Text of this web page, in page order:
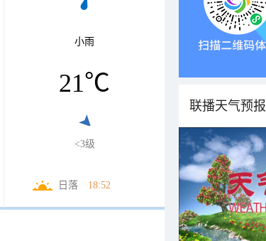
小雨
21℃
<3级
日落 18:52
联播天气预报